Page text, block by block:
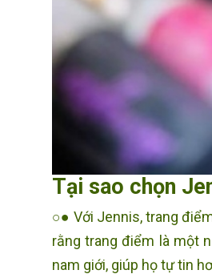
Tại sao chọn
○● Với Jennis, trang
rằng trang điểm là một
nam giới, giúp họ tự tin